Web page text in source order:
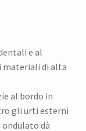
e al
materiali di alta
al bordo in
gli urti esterni
ondulato dà